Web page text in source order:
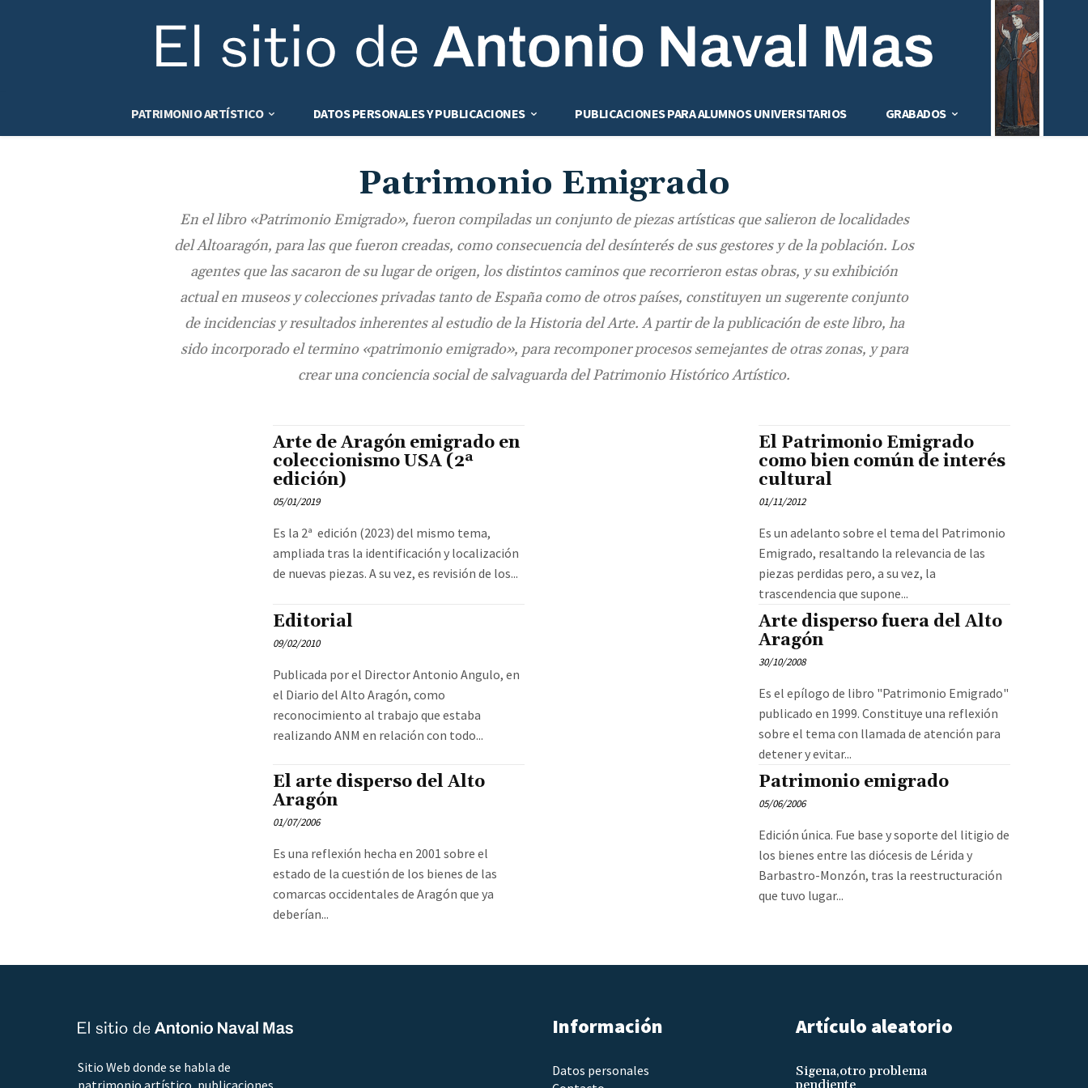
PATRIMONIO ARTÍSTICO DATOS PERSONALES Y PUBLICACIONES PUBLICACIONES PARA ALUMNOS UNIVERSITARIOS GRABADOS
Patrimonio Emigrado
En el libro «Patrimonio Emigrado», fueron compiladas un conjunto de piezas artísticas que salieron de localidades
del Altoaragón, para las que fueron creadas, como consecuencia del desínterés de sus gestores y de la población. Los
agentes que las sacaron de su lugar de origen, los distintos caminos que recorrieron estas obras, y su exhibición
actual en museos y colecciones privadas tanto de España como de otros países, constituyen un sugerente conjunto
de incidencias y resultados inherentes al estudio de la Historia del Arte. A partir de la publicación de este libro, ha
sido incorporado el termino «patrimonio emigrado», para recomponer procesos semejantes de otras zonas, y para
crear una conciencia social de salvaguarda del Patrimonio Histórico Artístico.
Arte de Aragón emigrado en
coleccionismo USA (2ª
edición)
05/01/2019
Es la 2ª edición (2023) del mismo tema,
ampliada tras la identificación y localización
de nuevas piezas. A su vez, es revisión de los...
El Patrimonio Emigrado
como bien común de interés
cultural
01/11/2012
Es un adelanto sobre el tema del Patrimonio
Emigrado, resaltando la relevancia de las
piezas perdidas pero, a su vez, la
trascendencia que supone...
Editorial
09/02/2010
Publicada por el Director Antonio Angulo, en
el Diario del Alto Aragón, como
reconocimiento al trabajo que estaba
realizando ANM en relación con todo...
Arte disperso fuera del Alto
Aragón
30/10/2008
Es el epílogo de libro "Patrimonio Emigrado"
publicado en 1999. Constituye una reflexión
sobre el tema con llamada de atención para
detener y evitar...
El arte disperso del Alto
Aragón
01/07/2006
Es una reflexión hecha en 2001 sobre el
estado de la cuestión de los bienes de las
comarcas occidentales de Aragón que ya
deberían...
Patrimonio emigrado
05/06/2006
Edición única. Fue base y soporte del litigio de
los bienes entre las diócesis de Lérida y
Barbastro-Monzón, tras la reestructuración
que tuvo lugar...
Sitio Web donde se habla de
patrimonio artístico, publicaciones,
Información
Datos personales
Artículo aleatorio
Sigena,otro problema
pendiente